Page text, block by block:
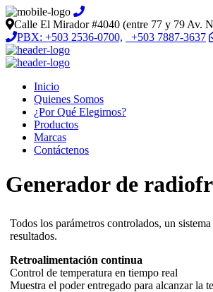
Calle El Mirador #4040 (entre 77 y 79 Av.
PBX: +503 2536-0700,
+503 7887-3637
Inicio
Quienes Somos
¿Por Qué Elegirnos?
Productos
Marcas
Contáctenos
Generador de
Todos los parámetros controlados, un
resultados.
Retroalimentación continua
Control de temperatura en tiempo real
Muestra el poder entregado para alcanzar la